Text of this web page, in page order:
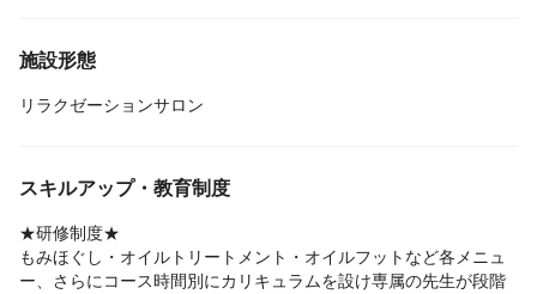
施設形態
リラクゼーションサロン
スキルアップ・教育制度
★研修制度★
もみほぐし・オイルトリートメント・オイルフットなど各メニュ
ー、さらにコース時間別にカリキュラムを設け専属の先生が段階